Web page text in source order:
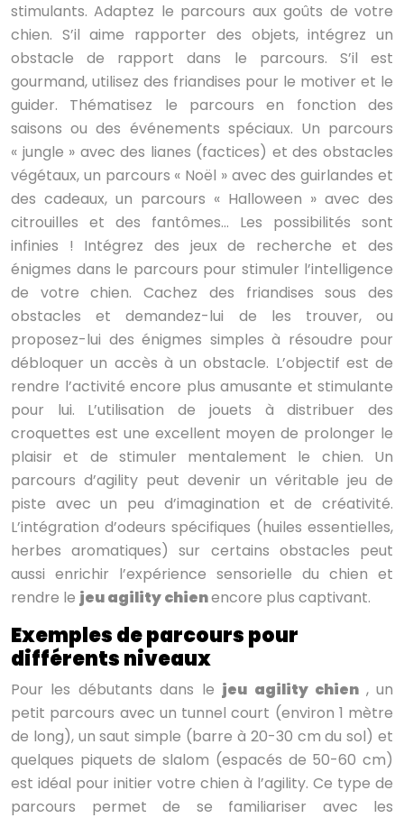
stimulants. Adaptez le parcours aux goûts de votre
chien. S’il aime rapporter des objets, intégrez un
obstacle de rapport dans le parcours. S’il est
gourmand, utilisez des friandises pour le motiver et le
guider. Thématisez le parcours en fonction des
saisons ou des événements spéciaux. Un parcours
« jungle » avec des lianes (factices) et des obstacles
végétaux, un parcours « Noël » avec des guirlandes et
des cadeaux, un parcours « Halloween » avec des
citrouilles et des fantômes… Les possibilités sont
infinies ! Intégrez des jeux de recherche et des
énigmes dans le parcours pour stimuler l’intelligence
de votre chien. Cachez des friandises sous des
obstacles et demandez-lui de les trouver, ou
proposez-lui des énigmes simples à résoudre pour
débloquer un accès à un obstacle. L’objectif est de
rendre l’activité encore plus amusante et stimulante
pour lui. L’utilisation de jouets à distribuer des
croquettes est une excellent moyen de prolonger le
plaisir et de stimuler mentalement le chien. Un
parcours d’agility peut devenir un véritable jeu de
piste avec un peu d’imagination et de créativité.
L’intégration d’odeurs spécifiques (huiles essentielles,
herbes aromatiques) sur certains obstacles peut
aussi enrichir l’expérience sensorielle du chien et
rendre le jeu agility chienencore plus captivant.
Exemples de parcours pour
différents niveaux
Pour les débutants dans le jeu agility chien , un
petit parcours avec un tunnel court (environ 1 mètre
de long), un saut simple (barre à 20-30 cm du sol) et
quelques piquets de slalom (espacés de 50-60 cm)
est idéal pour initier votre chien à l’agility. Ce type de
parcours permet de se familiariser avec les